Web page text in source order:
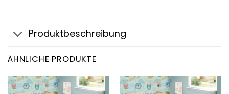
Produktbeschreibung
ÄHNLICHE PRODUKTE